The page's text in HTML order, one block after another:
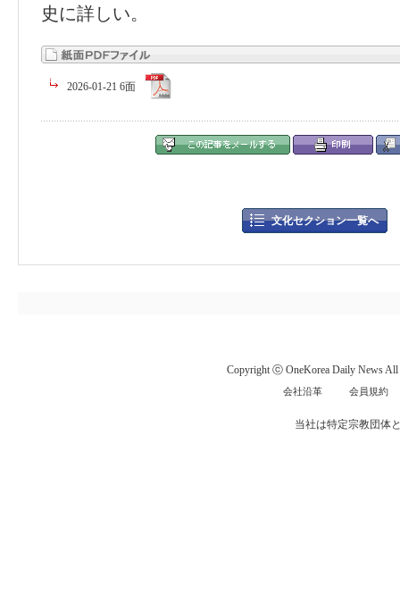
史に詳しい。
2026-01-21 6面
文化セクション一覧へ
Copyright ⓒ OneKorea Daily News All
会社沿革 会員規約
当社は特定宗教団体